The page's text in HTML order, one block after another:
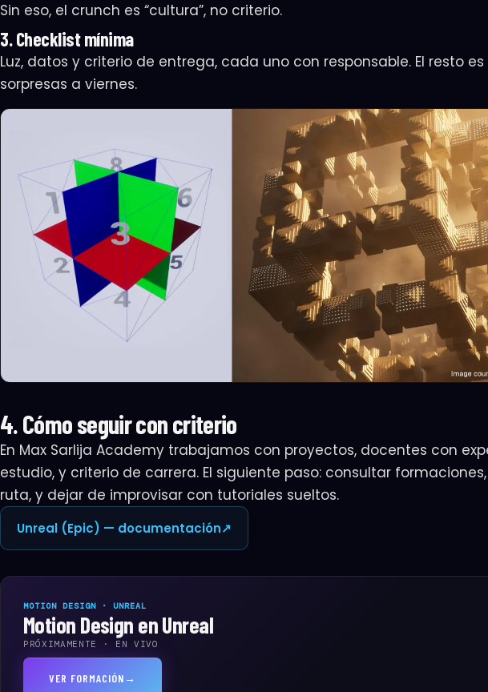
Sin eso, el crunch es “cultura”, no criterio.
3. Checklist mínima
Luz, datos y criterio de entrega, cada uno con responsable. El resto
sorpresas a viernes.
4. Cómo seguir con criterio
En Max Sarlija Academy trabajamos con proyectos, docentes con
estudio, y criterio de carrera. El siguiente paso: consultar
ruta, y dejar de improvisar con tutoriales sueltos.
Unreal (Epic) — documentación↗
MOTION DESIGN · UNREAL
Motion Design en Unreal
PRÓXIMAMENTE · EN VIVO
VER FORMACIÓN →
🔒 Pago seguro Cancelás cuando quieras